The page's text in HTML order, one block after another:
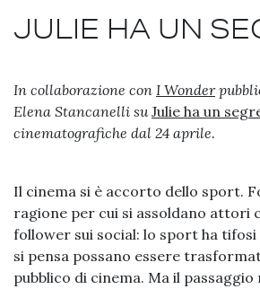
JULIE HA UN
In collaborazione con I Wonder
Elena Stancanelli su Julie ha un
cinematografiche dal 24 aprile.
Il cinema si è accorto dello sport.
ragione per cui si assoldano attori
follower sui social: lo sport ha tifosi
si pensa possano essere
pubblico di cinema. Ma il passaggio